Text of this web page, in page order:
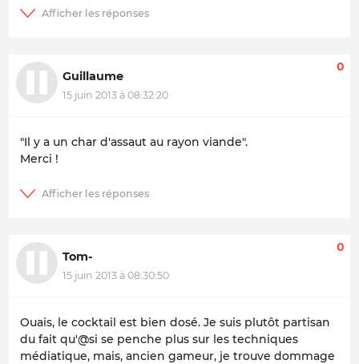
Guillaume
15 juin 2013 à 08:32:20
0
"Il y a un char d'assaut au rayon viande".
Merci !
Tom-
15 juin 2013 à 08:30:50
0
Ouais, le cocktail est bien dosé. Je suis plutôt partisan
du fait qu'@si se penche plus sur les techniques
médiatique, mais, ancien gameur, je trouve dommage